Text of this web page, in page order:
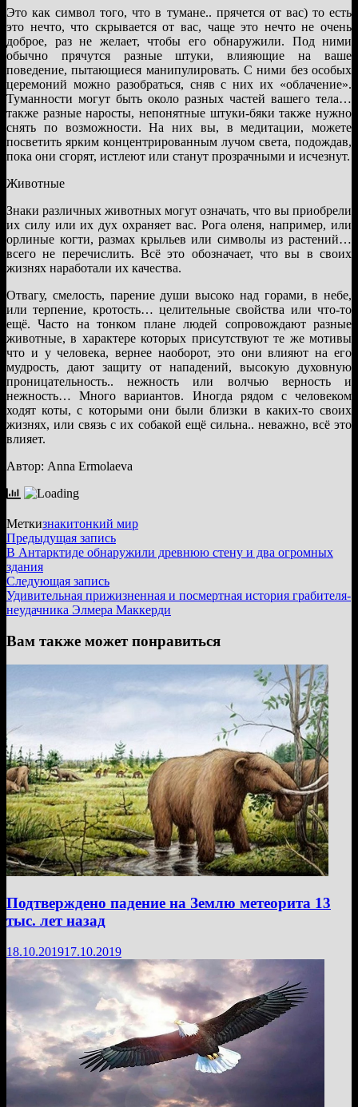
Это как символ того, что в тумане.. прячется от вас) то есть
это нечто, что скрывается от вас, чаще это нечто не очень
доброе, раз не желает, чтобы его обнаружили. Под ними
обычно прячутся разные штуки, влияющие на ваше
поведение, пытающиеся манипулировать. С ними без особых
церемоний можно разобраться, сняв с них их «облачение».
Туманности могут быть около разных частей вашего тела…
также разные наросты, непонятные штуки-бяки также нужно
снять по возможности. На них вы, в медитации, можете
посветить ярким концентрированным лучом света, подождав,
пока они сгорят, истлеют или станут прозрачными и исчезнут.
Животные
Знаки различных животных могут означать, что вы приобрели
их силу или их дух охраняет вас. Рога оленя, например, или
орлиные когти, размах крыльев или символы из растений…
всего не перечислить. Всё это обозначает, что вы в своих
жизнях наработали их качества.
Отвагу, смелость, парение души высоко над горами, в небе,
или терпение, кротость… целительные свойства или что-то
ещё. Часто на тонком плане людей сопровождают разные
животные, в характере которых присутствуют те же мотивы
что и у человека, вернее наоборот, это они влияют на его
мудрость, дают защиту от нападений, высокую духовную
проницательность.. нежность или волчью верность и
нежность… Много вариантов. Иногда рядом с человеком
ходят коты, с которыми они были близки в каких-то своих
жизнях, или связь с их собакой ещё сильна.. неважно, всё это
влияет.
Автор: Anna Ermolaeva
Меткизнакитонкий мир
Навигация
по
записям
Предыдущая записьПредыдущая
запись:
В Антарктиде обнаружили древнюю стену и два огромных
здания
Следующая записьСледующая
запись:
Удивительная прижизненная и посмертная история грабителя-
неудачника Элмера Маккерди
Вам также может понравиться
Подтверждено падение на Землю метеорита 13
тыс. лет назад
18.10.201917.10.2019